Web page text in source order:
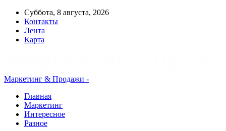
Суббота, 8 августа, 2026
Контакты
Лента
Карта
Маркетинг & Продажи -
Главная
Маркетинг
Интересное
Разное